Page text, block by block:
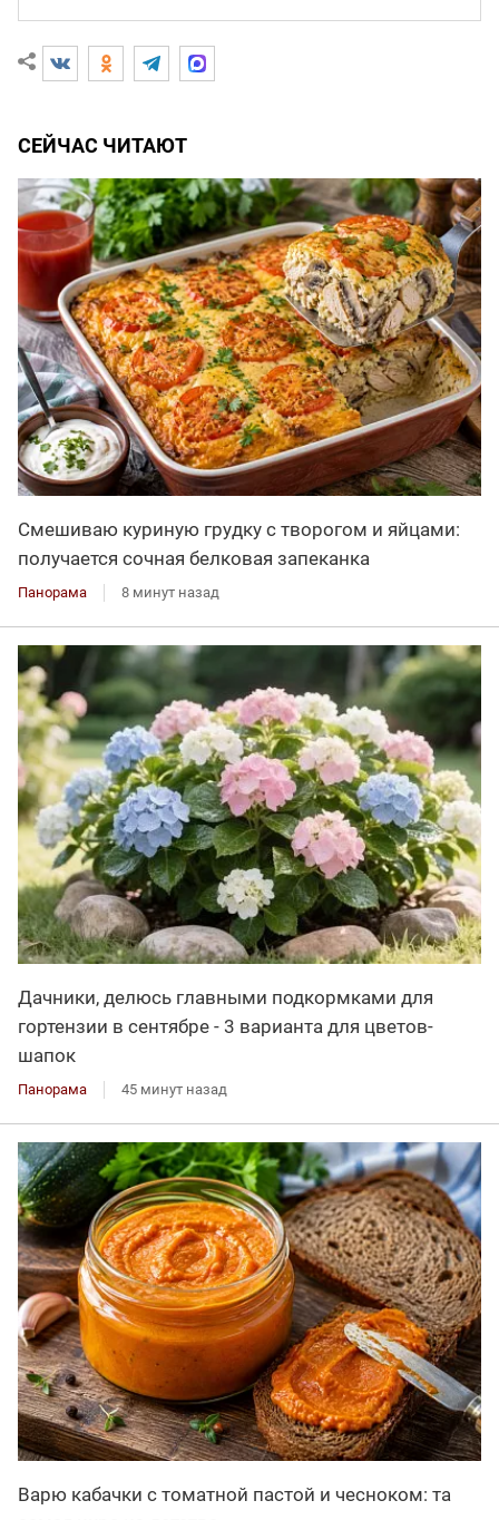
СЕЙЧАС ЧИТАЮТ
Смешиваю куриную грудку с творогом и яйцами:
получается сочная белковая запеканка
Панорама 8 минут назад
Дачники, делюсь главными подкормками для
гортензии в сентябре - 3 варианта для цветов-
шапок
Панорама 45 минут назад
Варю кабачки с томатной пастой и чесноком: та